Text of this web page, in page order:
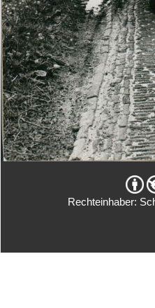
Rechteinhaber: